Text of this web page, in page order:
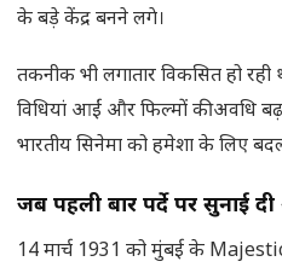
के बड़े केंद्र बनने लगे।
तकनीक भी लगातार विकसित हो
विधियां आईं और फिल्मों की अवधि
भारतीय सिनेमा को हमेशा के लिए
जब पहली बार पर्दे पर सुनाई
14 मार्च 1931 को मुंबई के